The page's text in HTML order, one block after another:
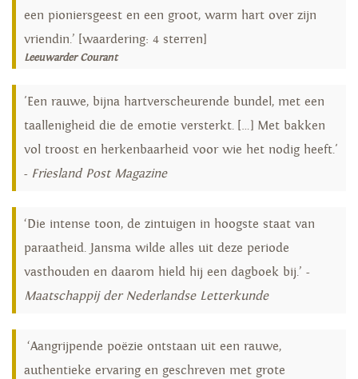
een pioniersgeest en een groot, warm hart over zijn
vriendin.’ [waardering: 4 sterren]
Leeuwarder Courant
'Een rauwe, bijna hartverscheurende bundel, met een
taallenigheid die de emotie versterkt. […] Met bakken
vol troost en herkenbaarheid voor wie het nodig heeft.'
- Friesland Post Magazine
‘Die intense toon, de zintuigen in hoogste staat van
paraatheid. Jansma wilde alles uit deze periode
vasthouden en daarom hield hij een dagboek bij.’ -
Maatschappij der Nederlandse Letterkunde
‘Aangrijpende poëzie ontstaan uit een rauwe,
authentieke ervaring en geschreven met grote